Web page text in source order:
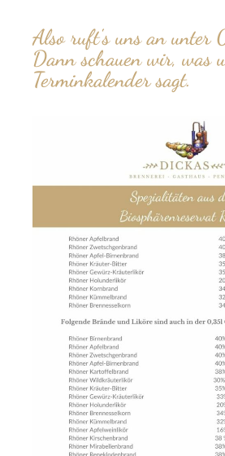
Also ruft's uns an
Dann schauen wir, was
Terminkalender sagt.